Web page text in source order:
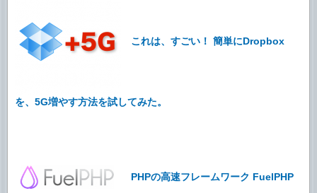
これは、すごい！ 簡単にDropbox
を、5G増やす方法を試してみた。
PHPの高速フレームワーク FuelPHP